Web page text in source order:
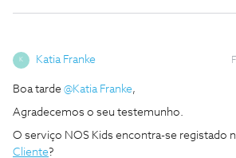
K Katia Franke
Boa tarde @Katia Franke,
Agradecemos o seu testemunho.
O serviço NOS Kids encontra-se registado
Cliente?